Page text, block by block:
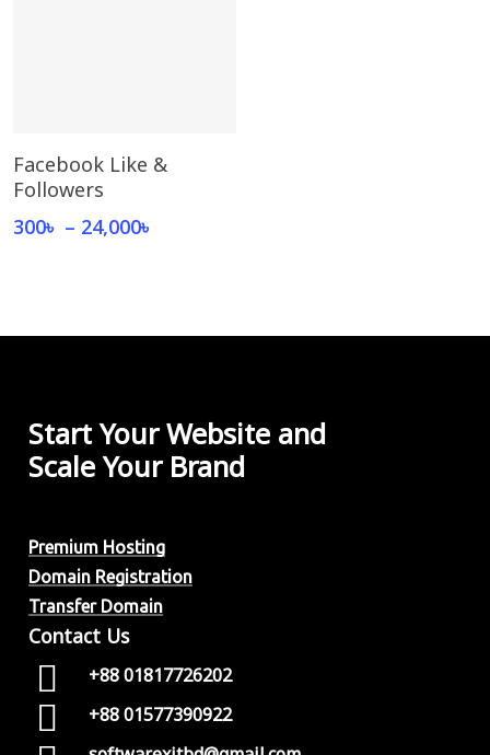
Select Options
product
multiple
the
Facebook Like &
Followers
300৳ – 24,000৳
Start Your Website and
Scale Your Brand
Premium Hosting
Domain Registration
Transfer Domain
Contact Us
+88 01817726202
+88 01577390922